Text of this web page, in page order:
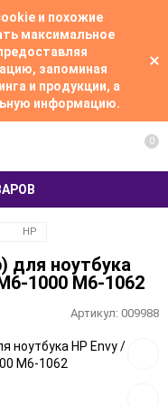
и похожие
максимальное
запоминая
и продукции, а
информацию.
0
HP
для ноутбука
1000 M6-1062
Артикул: 009988